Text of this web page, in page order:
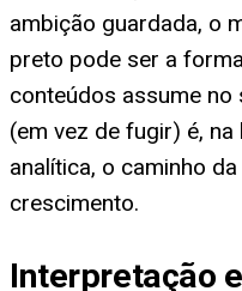
ambição guardada, o
preto pode ser a
conteúdos assume
(em vez de fugir) é,
analítica, o caminho
crescimento.
Interpretação